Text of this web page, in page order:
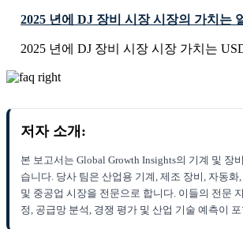
2025 년에 DJ 장비 시장 시장의 가치는
2025 년에 DJ 장비 시장 시장 가치는
저자 소개:
본 보고서는 Global Growth Insights의 기계 및 장
습니다. 당사 팀은 산업용 기계, 제조 장비, 자동화
및 중공업 시장을 전문으로 합니다. 이들의 전문
정, 공급망 분석, 경쟁 평가 및 산업 기술 예측이